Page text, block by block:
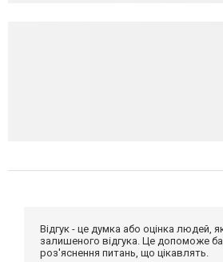
Відгук - це думка або оцінка
залишеного відгука. Це допоможе
роз'яснення питань, що цікавлять.